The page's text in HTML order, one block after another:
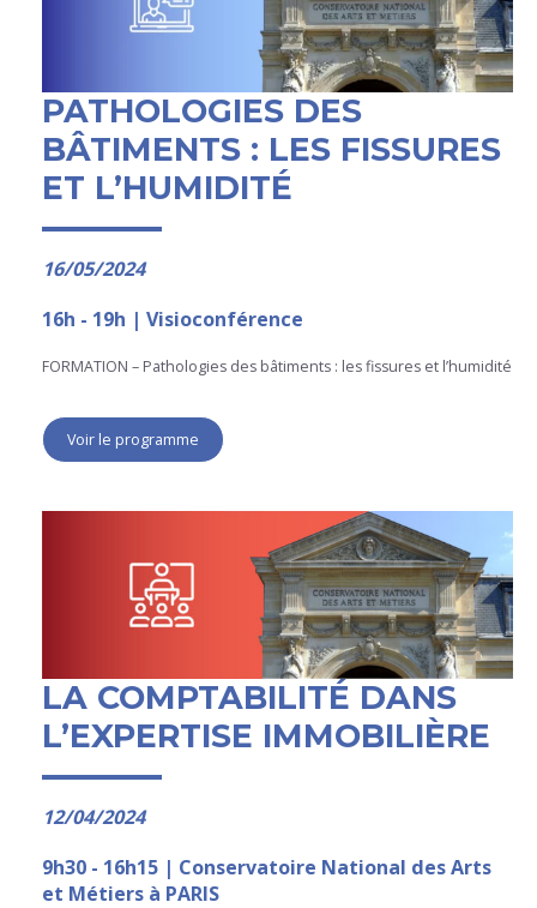
PATHOLOGIES DES
BÂTIMENTS : LES FISSURES
ET L’HUMIDITÉ
16/05/2024
16h - 19h | Visioconférence
FORMATION – Pathologies des bâtiments : les fissures et l’humidité
Voir le programme
LA COMPTABILITÉ DANS
L’EXPERTISE IMMOBILIÈRE
12/04/2024
9h30 - 16h15 | Conservatoire National des Arts
et Métiers à PARIS